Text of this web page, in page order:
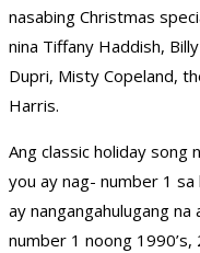
nasabing Christmas
nina Tiffany Haddish,
Dupri, Misty Copeland,
Harris.
Ang classic holiday song
you ay nag- number 1
ay nangangahulugang
number 1 noong 1990’s,